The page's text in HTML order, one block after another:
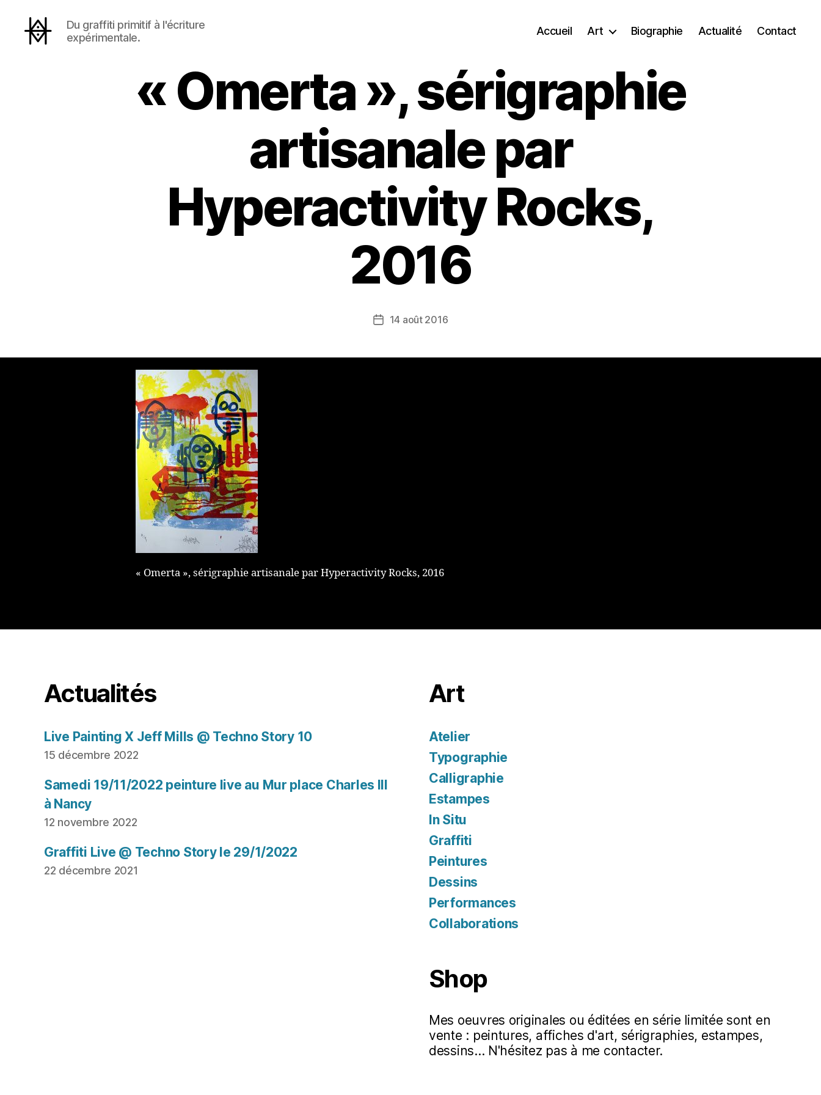
Du graffiti primitif à l'écriture
expérimentale.
Accueil Art Biographie Actualité Contact
« Omerta », sérigraphie
artisanale par
Hyperactivity Rocks,
2016
Date14 août 2016
« Omerta », sérigraphie artisanale par Hyperactivity Rocks, 2016
Actualités
Live Painting X Jeff Mills @ Techno Story 10
15 décembre 2022
Samedi 19/11/2022 peinture live au Mur place Charles III
à Nancy
12 novembre 2022
Graffiti Live @ Techno Story le 29/1/2022
22 décembre 2021
Art
Atelier
Typographie
Calligraphie
Estampes
In Situ
Graffiti
Peintures
Dessins
Performances
Collaborations
Shop
Mes oeuvres originales ou éditées en série limitée sont en
vente : peintures, affiches d'art, sérigraphies, estampes,
dessins... N'hésitez pas à me contacter.